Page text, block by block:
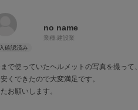
no name
業種:建設業
で使っていたヘルメットの写真を撮っ
安くできたので大変満足です。
お願いします。